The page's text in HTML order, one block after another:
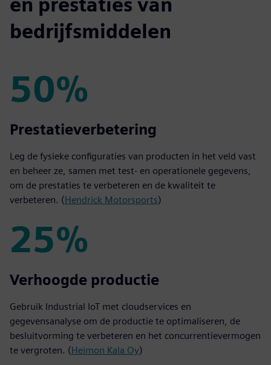
bedrijfsmiddelen
50%
50%
Prestatieverbetering
Leg de fysieke configuraties van producten in het veld vast
en beheer ze, samen met test- en operationele gegevens,
om de prestaties te verbeteren en de kwaliteit te
verbeteren. (Hendrick Motorsports)
25%
25%
Verhoogde productie
Gebruik Industrial IoT met cloudservices en
gegevensanalyse om de productie te optimaliseren, de
besluitvorming te verbeteren en het concurrentievermogen
te vergroten. (Heimon Kala Oy)